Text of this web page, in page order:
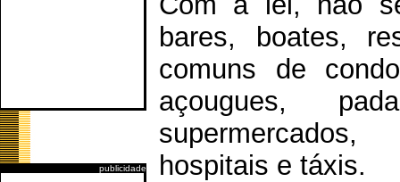
publicidade
bares, boates,
comuns de
açougues,
hospitais e táxis.